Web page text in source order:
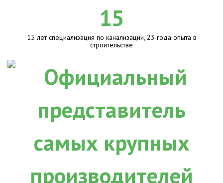
15
15 лет специализация по канализации, 23 года опыта в
строительстве